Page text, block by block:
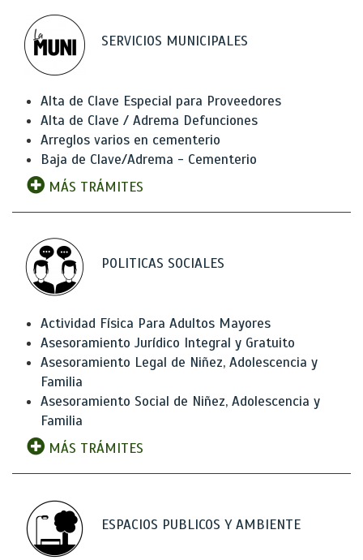
SERVICIOS MUNICIPALES
Alta de Clave Especial para Proveedores
Alta de Clave / Adrema Defunciones
Arreglos varios en cementerio
Baja de Clave/Adrema - Cementerio
MÁS TRÁMITES
POLITICAS SOCIALES
Actividad Física Para Adultos Mayores
Asesoramiento Jurídico Integral y Gratuito
Asesoramiento Legal de Niñez, Adolescencia y
Familia
Asesoramiento Social de Niñez, Adolescencia y
Familia
MÁS TRÁMITES
ESPACIOS PUBLICOS Y AMBIENTE